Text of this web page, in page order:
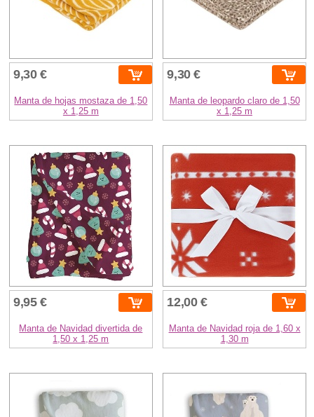
9,30 €
Manta de hojas mostaza de 1,50
x 1,25 m
9,30 €
Manta de leopardo claro de 1,50
x 1,25 m
9,95 €
Manta de Navidad divertida de
1,50 x 1,25 m
12,00 €
Manta de Navidad roja de 1,60 x
1,30 m